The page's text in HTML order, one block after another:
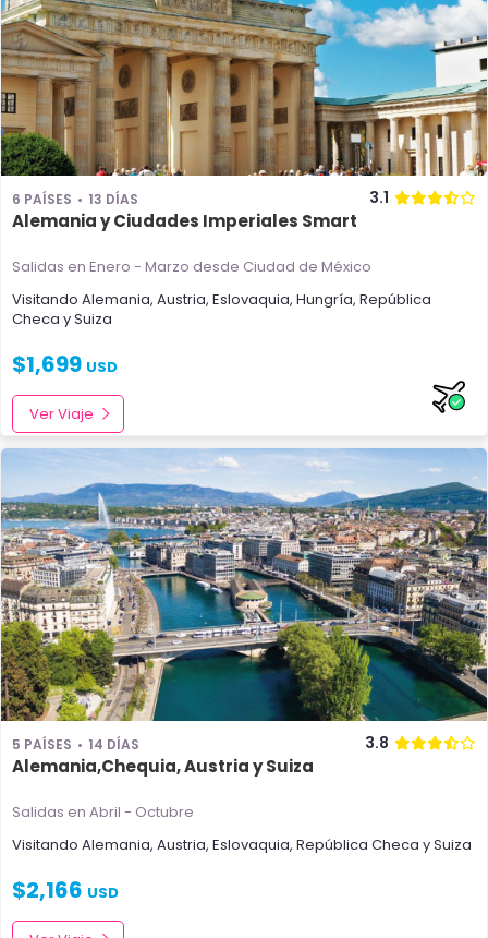
6 PAÍSES 13 DÍAS 3.1
Alemania y Ciudades Imperiales Smart
Salidas en Enero - Marzo desde Ciudad de México
Visitando Alemania, Austria, Eslovaquia, Hungría, República
Checa ySuiza
$1,699 USD
Ver Viaje
5 PAÍSES 14 DÍAS 3.8
Alemania,Chequia, Austria y Suiza
Salidas en Abril - Octubre
Visitando Alemania, Austria, Eslovaquia, República Checa ySuiza
$2,166 USD